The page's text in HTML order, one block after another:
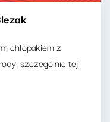
chłopakiem z
szczególnie tej